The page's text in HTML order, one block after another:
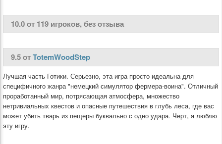
10.0 от 119 игроков, без отзыва
9.5 отTotemWoodStep
Лучшая часть Готики. Серьезно, эта игра просто идеальна для
специфичного жанра "немецкий симулятор фермера-воина". Отличный
проработанный мир, потрясающая атмосфера, множество
нетривиальных квестов и опасные путешествия в глубь леса, где вас
может убить тварь из пещеры буквально с одно удара. Черт, я люблю
эту игру.